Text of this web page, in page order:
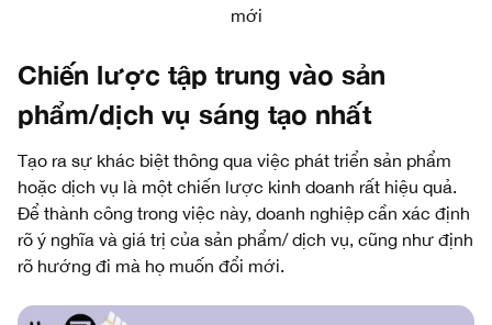
mới
Chiến lược tập trung vào sản
phẩm/dịch vụ sáng tạo nhất
Tạo ra sự khác biệt thông qua việc phát triển sản phẩm
hoặc dịch vụ là một chiến lược kinh doanh rất hiệu quả.
Để thành công trong việc này, doanh nghiệp cần xác định
rõ ý nghĩa và giá trị của sản phẩm/ dịch vụ, cũng như định
rõ hướng đi mà họ muốn đổi mới.